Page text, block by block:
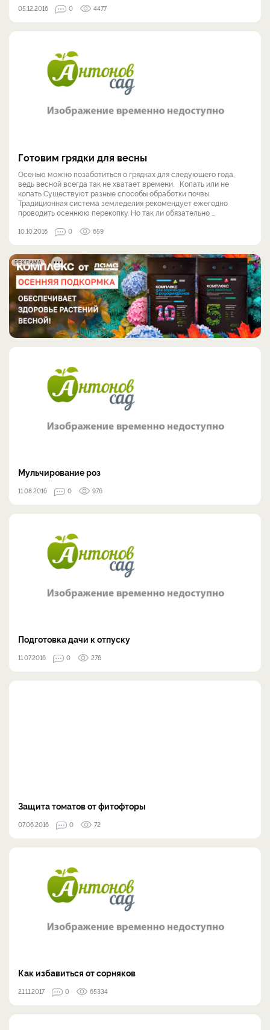
05.12.2016 0 4477
Готовим грядки для весны
Осенью можно позаботиться о грядках для следующего года,
ведь весной всегда так не хватает времени. Копать или не
копать Существуют разные способы обработки почвы.
Традиционная система земледелия рекомендует ежегодно
проводить осеннюю перекопку. Но так ли обязательно ...
10.10.2016 0 659
РЕКЛАМА
Мульчирование роз
11.08.2016 0 976
Подготовка дачи к отпуску
11.07.2016 0 276
Защита томатов от фитофторы
07.06.2016 0 72
Как избавиться от сорняков
21.11.2017 0 65334